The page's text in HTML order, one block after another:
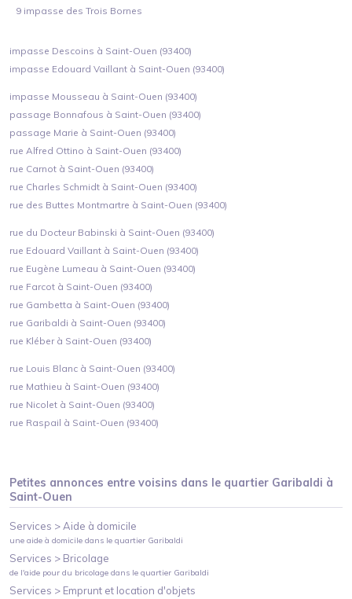
9 impasse des Trois Bornes
impasse Descoins à Saint-Ouen (93400)
impasse Edouard Vaillant à Saint-Ouen (93400)
impasse Mousseau à Saint-Ouen (93400)
passage Bonnafous à Saint-Ouen (93400)
passage Marie à Saint-Ouen (93400)
rue Alfred Ottino à Saint-Ouen (93400)
rue Carnot à Saint-Ouen (93400)
rue Charles Schmidt à Saint-Ouen (93400)
rue des Buttes Montmartre à Saint-Ouen (93400)
rue du Docteur Babinski à Saint-Ouen (93400)
rue Edouard Vaillant à Saint-Ouen (93400)
rue Eugène Lumeau à Saint-Ouen (93400)
rue Farcot à Saint-Ouen (93400)
rue Gambetta à Saint-Ouen (93400)
rue Garibaldi à Saint-Ouen (93400)
rue Kléber à Saint-Ouen (93400)
rue Louis Blanc à Saint-Ouen (93400)
rue Mathieu à Saint-Ouen (93400)
rue Nicolet à Saint-Ouen (93400)
rue Raspail à Saint-Ouen (93400)
Petites annonces entre voisins dans le quartier Garibaldi à
Saint-Ouen
Services >Aide à domicile
une aide à domicile dans le quartier Garibaldi
Services > Bricolage
de l'aide pour du bricolage dans le quartier Garibaldi
Services > Emprunt et location d'objets